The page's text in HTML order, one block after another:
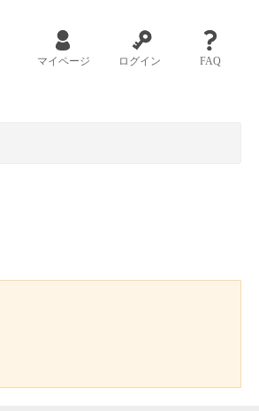
マイページ ログイン FAQ